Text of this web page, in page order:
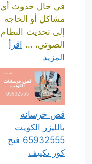
في حال حدوث أي
مشاكل أو الحاجة
إلى تحديث النظام
الصوتي، ... اقرأ
المزيد
قص خرسانه
بالليزر الكويت
65932555 فتح
كور تكييف